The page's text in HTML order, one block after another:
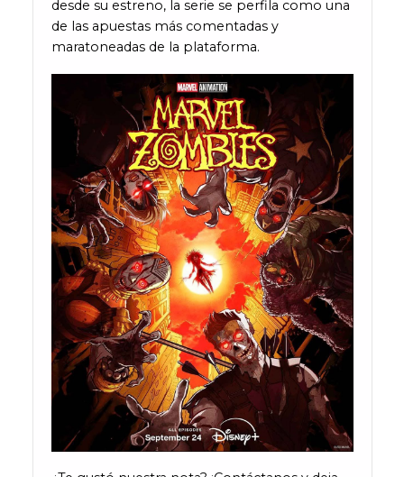
desde su estreno, la serie se perfila como una
de las apuestas más comentadas y
maratoneadas de la plataforma.